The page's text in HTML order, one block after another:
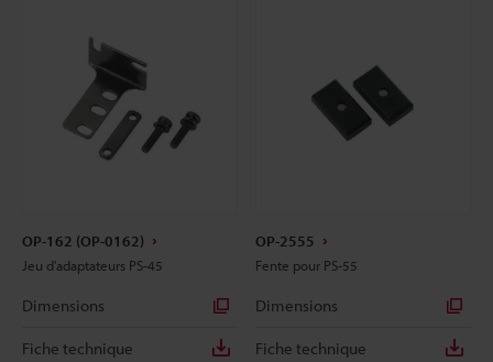
OP-162 (OP-0162)
Jeu d'adaptateurs PS-45
Dimensions
Fiche technique
OP-2555
Fente pour PS-55
Dimensions
Fiche technique